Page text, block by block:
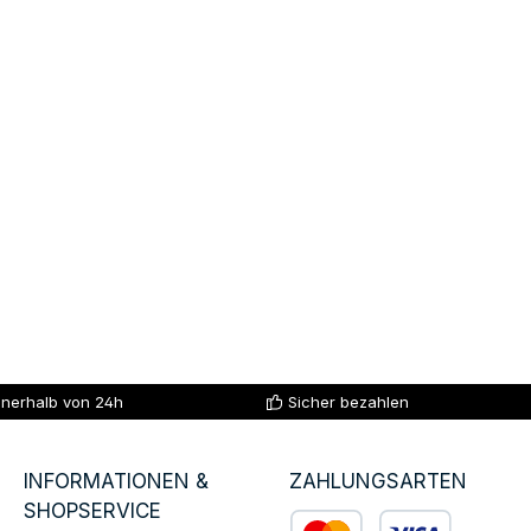
von 24h Sicher bezahlen
INFORMATIONEN &
SHOPSERVICE
ZAHLUNGSARTEN